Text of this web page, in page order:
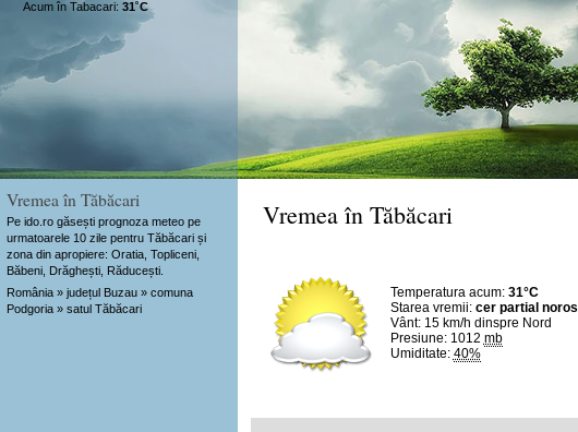
Vremea în Tăbăcari
Pe ido.ro găsești prognoza meteo pe
urmatoarele 10 zile pentru Tăbăcari și
zona din apropiere: Oratia, Topliceni,
Băbeni, Drăghești, Răducești.
România » județul Buzau » comuna
Podgoria » satul Tăbăcari
Vremea în Tăbăcari
Temperatura acum: 31°C
Starea vremii: cer partial noros
Vânt: 15 km/h dinspre Nord
Presiune: 1012 mb
Umiditate: 40%
Acum în Tabacari: 31˚C